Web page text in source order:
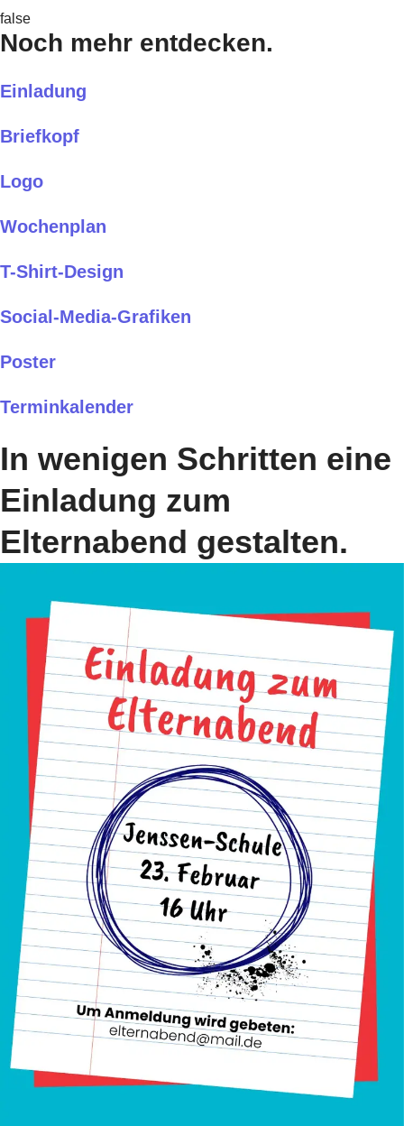
false
Noch mehr entdecken.
Einladung
Briefkopf
Logo
Wochenplan
T-Shirt-Design
Social-Media-Grafiken
Poster
Terminkalender
In wenigen Schritten eine
Einladung zum
Elternabend gestalten.